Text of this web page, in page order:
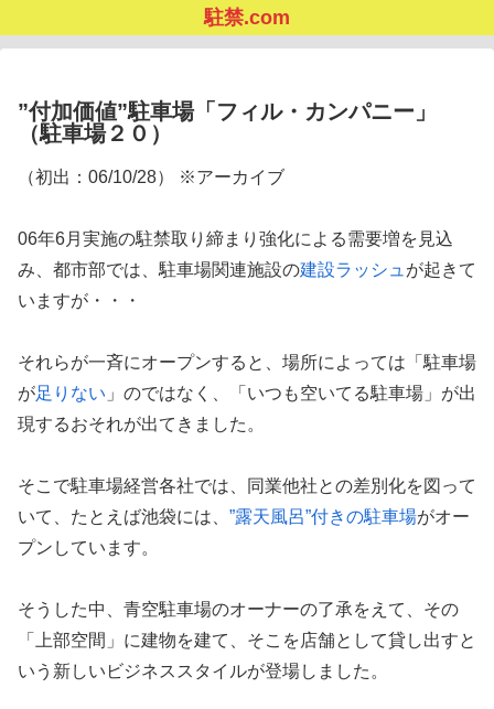
駐禁.com
”付加価値”駐車場「フィル・カンパニー」
（駐車場２０）
（初出：06/10/28） ※アーカイブ
06年6月実施の駐禁取り締まり強化による需要増を見込
み、都市部では、駐車場関連施設の建設ラッシュ が起きて
いますが・・・
それらが一斉にオープンすると、場所によっては「駐車場
が足りない 」のではなく、「いつも空いてる駐車場」が出
現するおそれが出てきました。
そこで駐車場経営各社では、同業他社との差別化を図って
いて、たとえば池袋には、 ”露天風呂”付きの駐車場がオー
プンしています。
そうした中、青空駐車場のオーナーの了承をえて、その
「上部空間」に建物を建て、そこを店舗として貸し出すと
いう新しいビジネススタイルが登場しました。